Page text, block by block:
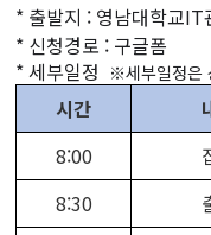
* 출발지 : 영남대학교IT
* 신청경로 : 구글폼
*세부일정 ※세부일정은
시간
8:00
8:30